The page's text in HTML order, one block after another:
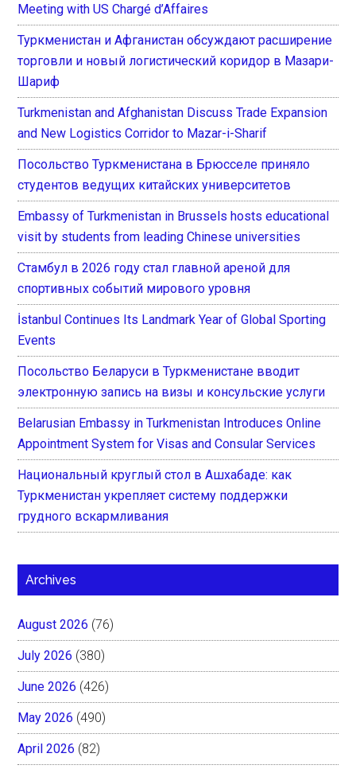
Meeting with US Chargé d’Affaires
Туркменистан и Афганистан обсуждают расширение
торговли и новый логистический коридор в Мазари-
Шариф
Turkmenistan and Afghanistan Discuss Trade Expansion
and New Logistics Corridor to Mazar-i-Sharif
Посольство Туркменистана в Брюсселе приняло
студентов ведущих китайских университетов
Embassy of Turkmenistan in Brussels hosts educational
visit by students from leading Chinese universities
Стамбул в 2026 году стал главной ареной для
спортивных событий мирового уровня
İstanbul Continues Its Landmark Year of Global Sporting
Events
Посольство Беларуси в Туркменистане вводит
электронную запись на визы и консульские услуги
Belarusian Embassy in Turkmenistan Introduces Online
Appointment System for Visas and Consular Services
Национальный круглый стол в Ашхабаде: как
Туркменистан укрепляет систему поддержки
грудного вскармливания
Archives
August 2026 (76)
July 2026 (380)
June 2026 (426)
May 2026 (490)
April 2026 (82)